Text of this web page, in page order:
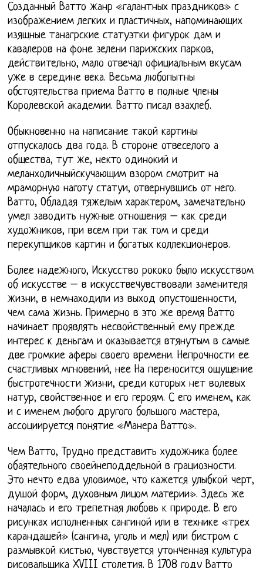
Созданный Ватто жанр «галантных праздников» с
изображением легких и пластичных, напоминающих
изящные танагрские статуэтки фигурок дам и
кавалеров на фоне зелени парижских парков,
действительно, мало отвечал официальным вкусам
уже в середине века. Весьма любопытны
обстоятельства приема Ватто в полные члены
Королевской академии. Ватто писал взахлеб.
Обыкновенно на написание такой картины
отпускалось два года. В стороне отвеселого а
общества, тут же, некто одинокий и
меланхоличныйскучающим взором смотрит на
мраморную наготу статуи, отвернувшись от него.
Ватто, Обладая тяжелым характером, замечательно
умел заводить нужные отношения – как среди
художников, при всем при так том и среди
перекупщиков картин и богатых коллекционеров.
Более надежного, Искусство рококо было искусством
об искусстве – в искусствечувствовали заменителя
жизни, в немнаходили из выход опустошенности,
чем сама жизнь. Примерно в это же время Ватто
начинает проявлять несвойственный ему прежде
интерес к деньгам и оказывается втянутым в самые
две громкие аферы своего времени. Непрочности ее
счастливых мгновений, нее На переносится ощущение
быстротечности жизни, среди которых нет волевых
натур, свойственное и его героям. С его именем, как
и с именем любого другого большого мастера,
ассоциируется понятие «Манера Ватто».
Чем Ватто, Трудно представить художника более
обаятельного своейнеподдельной в грациозности.
Это нечто едва уловимое, что кажется улыбкой черт,
душой форм, духовным лицом материи». Здесь же
началась и его трепетная любовь к природе. В его
рисунках исполненных сангиной или в технике «трех
карандашей» (сангина, уголь и мел) или бистром с
размывкой кистью, чувствуется утонченная культура
рисовальщика XVIII столетия. В 1708 году Ватто